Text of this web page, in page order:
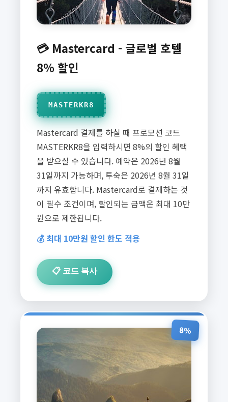
💳 Mastercard - 글로벌 호텔
8% 할인
MASTERKR8
Mastercard 결제를 하실 때 프로모션 코드
MASTERKR8을 입력하시면 8%의 할인 혜택
을 받으실 수 있습니다. 예약은 2026년 8월
31일까지 가능하며, 투숙은 2026년 8월 31일
까지 유효합니다. Mastercard로 결제하는 것
이 필수 조건이며, 할인되는 금액은 최대 10만
원으로 제한됩니다.
💰 최대 10만원 할인 한도 적용
📋 코드 복사
8%